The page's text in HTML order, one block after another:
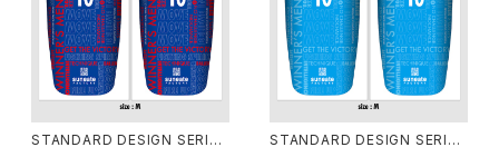
STANDARD DESIGN SERIES
STANDARD DESIGN SERIES